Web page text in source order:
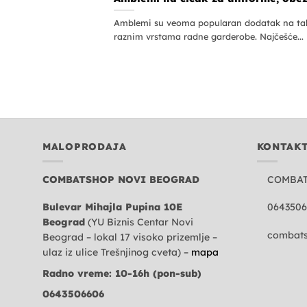
Amblemi su veoma popularan dodatak na
raznim vrstama radne garderobe. Najčešće...
MALOPRODAJA
COMBATSHOP NOVI BEOGRAD
Bulevar Mihajla Pupina 10E
Beograd (YU Biznis Centar Novi
Beograd – lokal 17 visoko prizemlje –
ulaz iz ulice Trešnjinog cveta) – mapa
Radno vreme: 10-16h (pon-sub)
0643506606